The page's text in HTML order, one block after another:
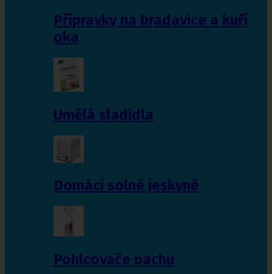
Přípravky na bradavice a kuří
oka
Umělá sladidla
Domácí solné jeskyně
Pohlcovače pachu